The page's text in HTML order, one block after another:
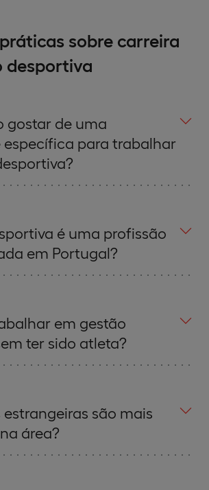
sobre carreira
desportiva
gostar de uma
para trabalhar
é uma profissão
em Portugal?
em gestão
ter sido atleta?
são mais
área?